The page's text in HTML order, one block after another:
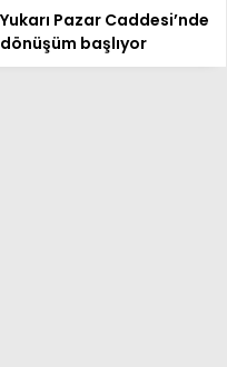
Yukarı Pazar Caddesi’nde
dönüşüm başlıyor